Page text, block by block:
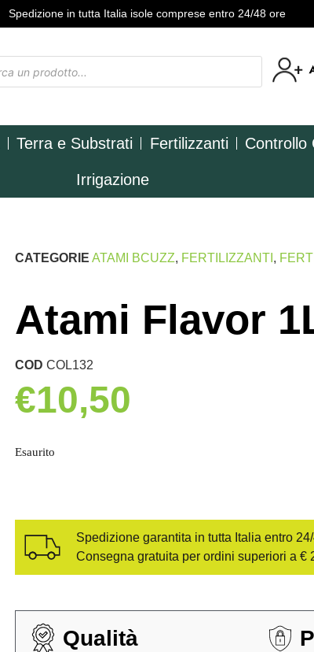
Spedizione in tutta Italia isole comprese entro 24/48 ore
Terra e Substrati Fertilizzanti Controllo
Irrigazione
CATEGORIE ATAMI BCUZZ, FERTILIZZANTI ,
Atami Flavor
CODCOL132
€10,50
Esaurito
Spedizione garantita in tutta Italia entro
Consegna gratuita per ordini superiori a €
Qualità